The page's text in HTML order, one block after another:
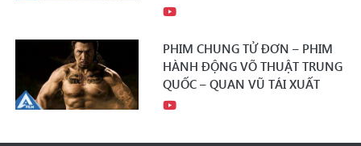
PHIM CHUNG TỬ ĐƠN – PHIM
HÀNH ĐỘNG VÕ THUẬT TRUNG
QUỐC – QUAN VŨ TÁI XUẤT